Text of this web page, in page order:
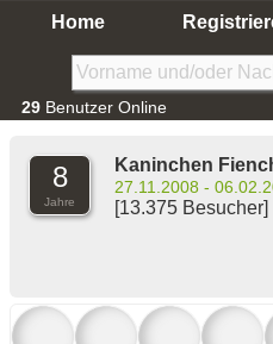
Home
29 Benutzer Online
8
Jahre
Kaninchen
27.11.2008 -
[13.375 Besucher]